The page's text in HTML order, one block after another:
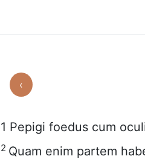
‹
1 Pepigi foedus cum
2 Quam enim partem